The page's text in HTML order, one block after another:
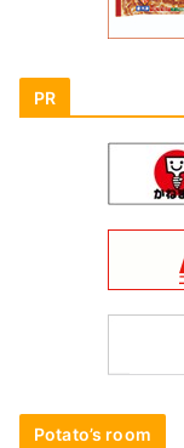
PR
Potato’s room